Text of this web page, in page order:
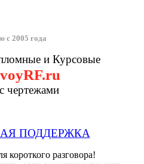
с 2005 года
и Курсовые
чертежами
ПОДДЕРЖКА
короткого разговора!